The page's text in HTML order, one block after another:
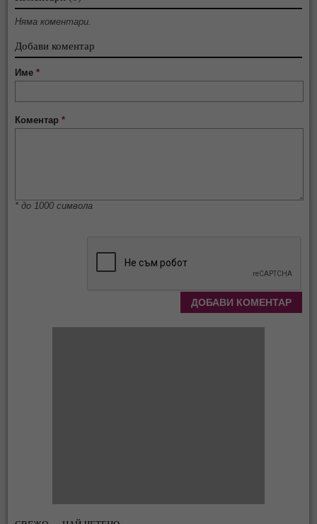
Няма коментари.
Добави коментар
Име*
Коментар*
* до 1000 символа